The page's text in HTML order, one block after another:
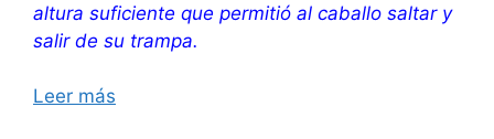
altura suficiente que permitió al caballo saltar y
salir de su trampa.
Leer más